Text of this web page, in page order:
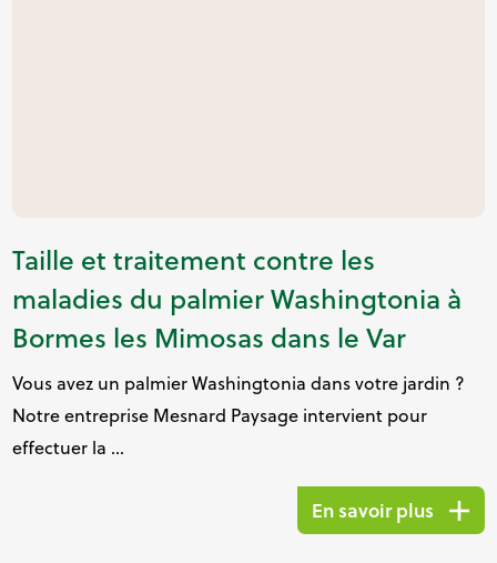
Taille et traitement contre les
maladies du palmier Washingtonia à
Bormes les Mimosas dans le Var
Vous avez un palmier Washingtonia dans votre jardin ?
Notre entreprise Mesnard Paysage intervient pour
effectuer la ...
En savoir plus